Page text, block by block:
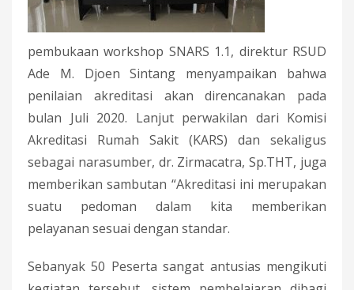
pembukaan workshop SNARS 1.1, direktur RSUD
Ade M. Djoen Sintang menyampaikan bahwa
penilaian akreditasi akan direncanakan pada
bulan Juli 2020. Lanjut perwakilan dari Komisi
Akreditasi Rumah Sakit (KARS) dan sekaligus
sebagai narasumber, dr. Zirmacatra, Sp.THT, juga
memberikan sambutan “Akreditasi ini merupakan
suatu pedoman dalam kita memberikan
pelayanan sesuai dengan standar.
Sebanyak 50 Peserta sangat antusias mengikuti